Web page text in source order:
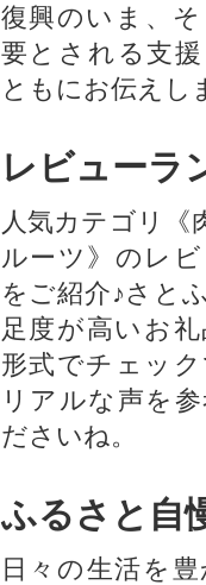
復興のいま、
要とされる支
ともにお伝えし
レビューラ
人気カテゴリ《
ルーツ》のレ
をご紹介♪さと
足度が高いお
形式でチェッ
リアルな声を
ださいね。
ふるさと自
日々の生活を